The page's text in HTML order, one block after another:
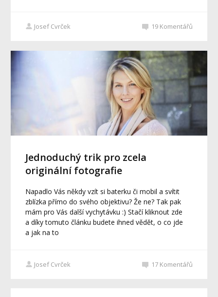
Josef Cvrček 19 Komentářů
Jednoduchý trik pro zcela
originální fotografie
Napadlo Vás někdy vzít si baterku či mobil a svítit
zblízka přímo do svého objektivu? Že ne? Tak pak
mám pro Vás další vychytávku :) Stačí kliknout zde
a díky tomuto článku budete ihned vědět, o co jde
a jak na to
Josef Cvrček 17 Komentářů